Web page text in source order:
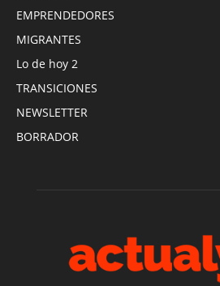
EMPRENDEDORES
MIGRANTES
Lo de hoy 2
TRANSICIONES
NEWSLETTER
BORRADOR